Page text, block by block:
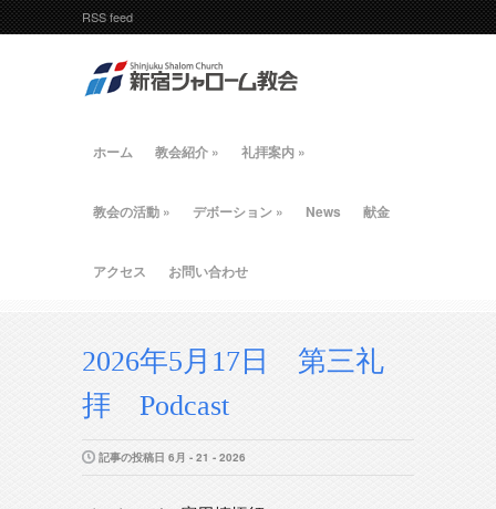
RSS feed
ホーム 教会紹介 » 礼拝案内 »
教会の活動 » デボーション » News 献金
アクセス お問い合わせ
2026年5月17日 第三礼
拝 Podcast
記事の投稿日 6月 - 21 - 2026